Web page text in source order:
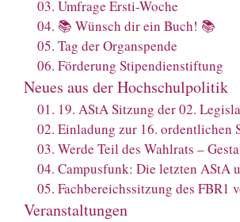
03. Umfrage Ersti-Woche
04. 📚 Wünsch dir ein Buch! 📚
05. Tag der Organspende
06. Förderung Stipendienstiftung
Neues aus der Hochschulpolitik
01. 19. AStA Sitzung der 02.
02. Einladung zur 16. ordentlichen
03. Werde Teil des Wahlrats –
04. Campusfunk: Die letzten AStA
05. Fachbereichssitzung des FBR1
Veranstaltungen